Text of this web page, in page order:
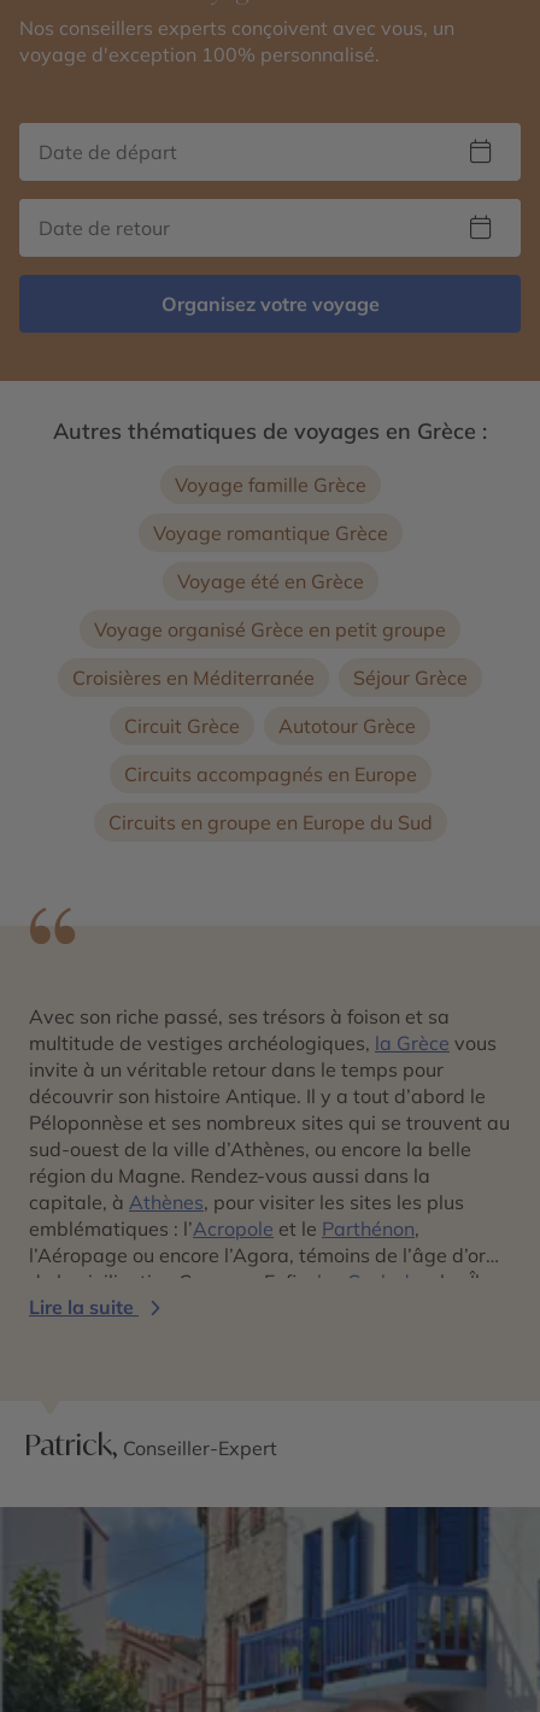
Nos conseillers experts conçoivent avec vous, un
voyage d'exception 100% personnalisé.
Organisez votre voyage
Autres thématiques de voyages en Grèce :
Voyage famille Grèce
Voyage romantique Grèce
Voyage été en Grèce
Voyage organisé Grèce en petit groupe
Croisières en Méditerranée
Séjour Grèce
Circuit Grèce
Autotour Grèce
Circuits accompagnés en Europe
Circuits en groupe en Europe du Sud
Avec son riche passé, ses trésors à foison et sa
multitude de vestiges archéologiques, la Grèce vous
invite à un véritable retour dans le temps pour
découvrir son histoire Antique. Il y a tout d’abord le
Péloponnèse et ses nombreux sites qui se trouvent au
sud-ouest de la ville d’Athènes, ou encore la belle
région du Magne. Rendez-vous aussi dans la
capitale, à Athènes, pour visiter les sites les plus
emblématiques : l’Acropole et le Parthénon,
l’Aéropage ou encore l’Agora, témoins de l’âge d’or
de la civilisation Grecque. Enfin, les Cyclades
, les Îles
du Dodécanèse ou encore les
Lire la suite
Patrick, Conseiller-Expert